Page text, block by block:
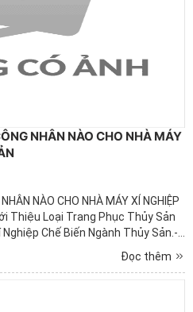
NHÂN NÀO CHO NHÀ MÁY
NÀO CHO NHÀ MÁY XÍ NGHIỆP
Thiệu Loại Trang Phục Thủy Sản
Chế Biến Ngành Thủy Sản.-
lớn nhất nhì trong ...
Đọc thêm